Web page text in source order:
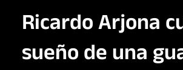
Ricardo Arjona
sueño de una